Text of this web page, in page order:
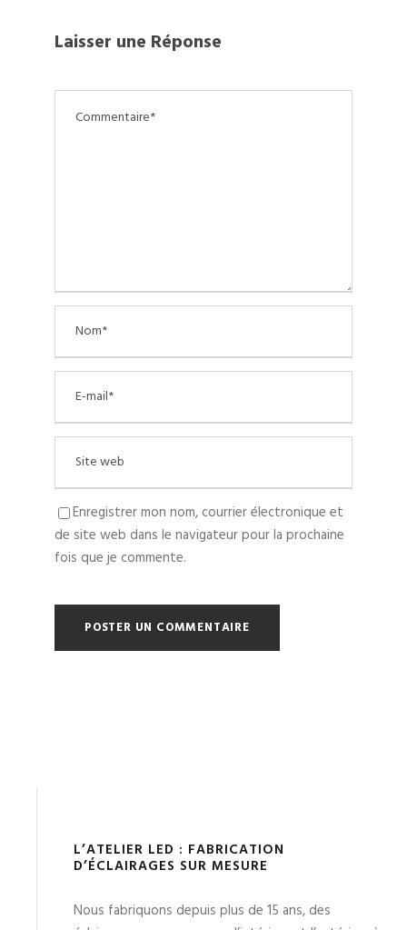
Laisser une Réponse
Enregistrer mon nom, courrier électronique et
de site web dans le navigateur pour la prochaine
fois que je commente.
L’ATELIER LED : FABRICATION
D’ÉCLAIRAGES SUR MESURE
Nous fabriquons depuis plus de 15 ans, des